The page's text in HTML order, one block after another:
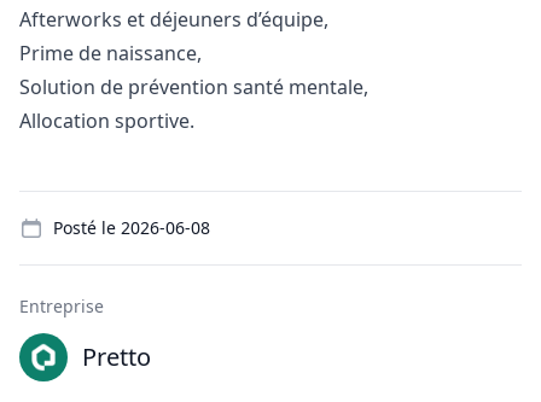
Afterworks et déjeuners d’équipe,
Prime de naissance,
Solution de prévention santé mentale,
Allocation sportive.
Posté le 2026-06-08
Entreprise
Pretto